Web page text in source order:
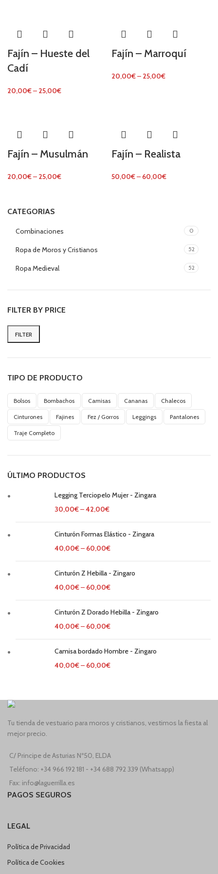
CATEGORIAS
Combinaciones 0
Ropa de Moros y Cristianos 52
Ropa Medieval 52
FILTER BY PRICE
Min
Max
FILTER
TIPO DE PRODUCTO
Bolsos Bombachos Camisas Cananas Chalecos
Cinturones Fajines Fez / Gorros Leggings Pantalones
Traje Completo
ÚLTIMO PRODUCTOS
Legging Terciopelo Mujer - Zingara
30,00€–42,00€
Cinturón Formas Elástico - Zingara
40,00€– 60,00€
Cinturón Z Hebilla - Zingaro
40,00€– 60,00€
Cinturón Z Dorado Hebilla - Zingaro
40,00€– 60,00€
Camisa bordado Hombre - Zingaro
40,00€– 60,00€
Fajín – Hueste del
Cadí
20,00€– 25,00€
Fajín – Marroquí
20,00€– 25,00€
Fajín – Musulmán
20,00€– 25,00€
Fajín – Realista
50,00€– 60,00€
Tu tienda de vestuario para moros y cristianos, vestimos la fiesta al
mejor precio.
C/ Principe de Asturias Nº50, ELDA
Teléfono: +34 966 192 181 - +34 688 792 339 (Whatsapp)
Fax: info@laguerrilla.es
PAGOS SEGUROS
LEGAL
Política de Privacidad
Política de Cookies